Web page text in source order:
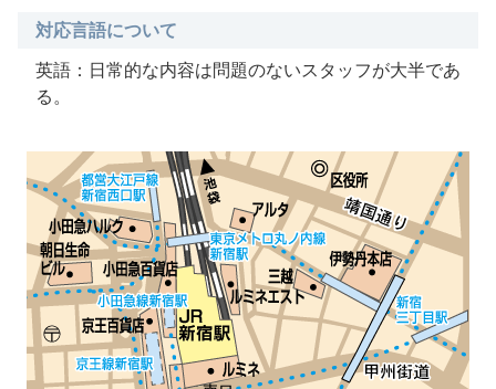
対応言語について
英語：日常的な内容は問題のないスタッフが大半であ
る。